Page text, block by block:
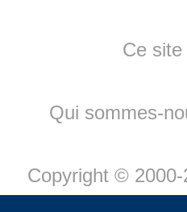
Ce
Qui sommes-
Copyright ©